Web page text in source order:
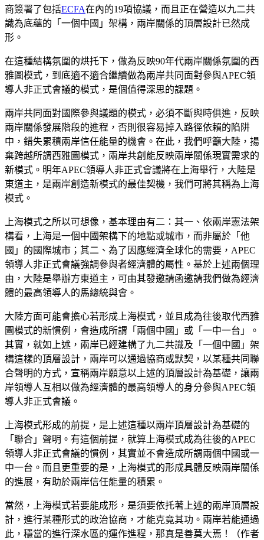
商簽署了包括ECFA在內的19項協議，而且正在營造以九二共
識為底蘊的「一個中國」架構，兩岸關係的頂層設計已然成
形。
在這種結構氛圍的烘托下，做為反映90年代兩岸關係氛圍的西
雅圖模式，到底適不適合繼續做為兩岸共同面對參與APEC領
導人非正式會議的模式，是個值得深思的課題。
兩岸共同面對國際參與議題的模式，必須不斷與時俱進，反映
兩岸關係發展階段的進程，否則很容易掉入路徑依賴的陷阱
中，錯失累積兩岸信任能量的機會。在此，我們呼籲大陸，揚
棄跨越所謂西雅圖模式，兩岸共創能反映兩岸關係現實需求的
新模式。明年APEC領導人非正式會議將在上海舉行，大陸是
東道主，是兩岸創造新模式的最佳契機，我們可將其稱為上海
模式。
上海模式之所以可想像，基本理由有二：其一、依兩岸憲法架
構看，上海是一個中國架構下的地點或城市，而非屬於「他
國」的國際城市；其二、為了因應經濟全球化的需要，APEC
領導人非正式會議強調參與者經濟體的屬性。基於上述兩個理
由，大陸是舉辦方東道主，可由其發邀請函邀請我們做為經濟
體的最高領導人的馬總統與會。
大陸方面可能會擔心若形成上海模式，並且成為往後取代西雅
圖模式的新慣例，會造成所謂「兩個中國」或「一中一台」。
其實，就如上述，兩岸已經建構了九二共識及「一個中國」架
構這樣的頂層設計，兩岸可以通過協商或默契，以某種共同聯
合聲明的方式，宣稱兩岸願意以上述的頂層設計為基礎，讓兩
岸領導人互相以做為經濟體的最高領導人的身分參與APEC領
導人非正式會議。
上海模式形成的前提，是上述這種以兩岸頂層設計為基礎的
「聯合」聲明。有這個前提，就算上海模式成為往後的APEC
領導人非正式會議的慣例，其實並不會造成所謂兩個中國或一
中一台。而且更重要的是，上海模式的形成具體反映兩岸關係
的進展，有助於兩岸信任能量的積累。
當然，上海模式若要能成形，是須要依托著上述的兩岸頂層設
計，進行某種形式的政治協商，才能克竟其功。兩岸若能通過
此，穩當的進行深水區的運作進程，那真是善莫大焉！（作者